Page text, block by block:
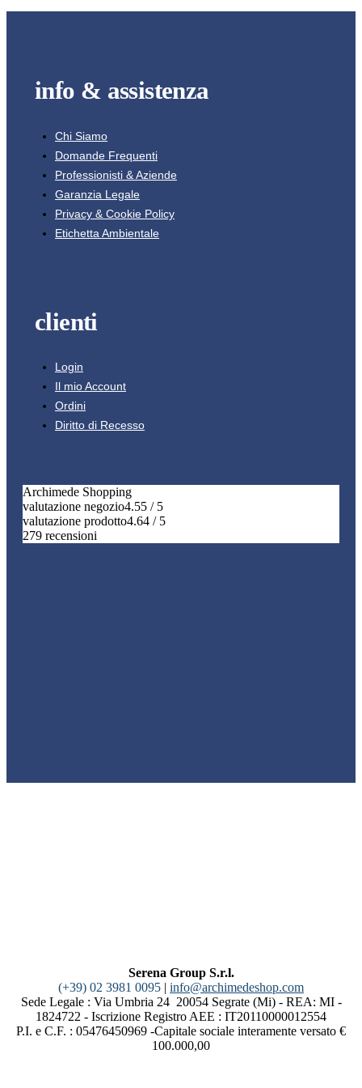
info & assistenza
Chi Siamo
Domande Frequenti
Professionisti & Aziende
Garanzia Legale
Privacy & Cookie Policy
Etichetta Ambientale
clienti
Login
Il mio Account
Ordini
Diritto di Recesso
Archimede Shopping
valutazione negozio4.55 / 5
valutazione prodotto4.64 / 5
279 recensioni
Serena Group S.r.l.
(+39) 02 3981 0095 | info@archimedeshop.com
Sede Legale : Via Umbria 24 20054 Segrate (Mi) - REA: MI -
1824722 - Iscrizione Registro AEE : IT20110000012554
P.I. e C.F. : 05476450969 -Capitale sociale interamente versato €
100.000,00